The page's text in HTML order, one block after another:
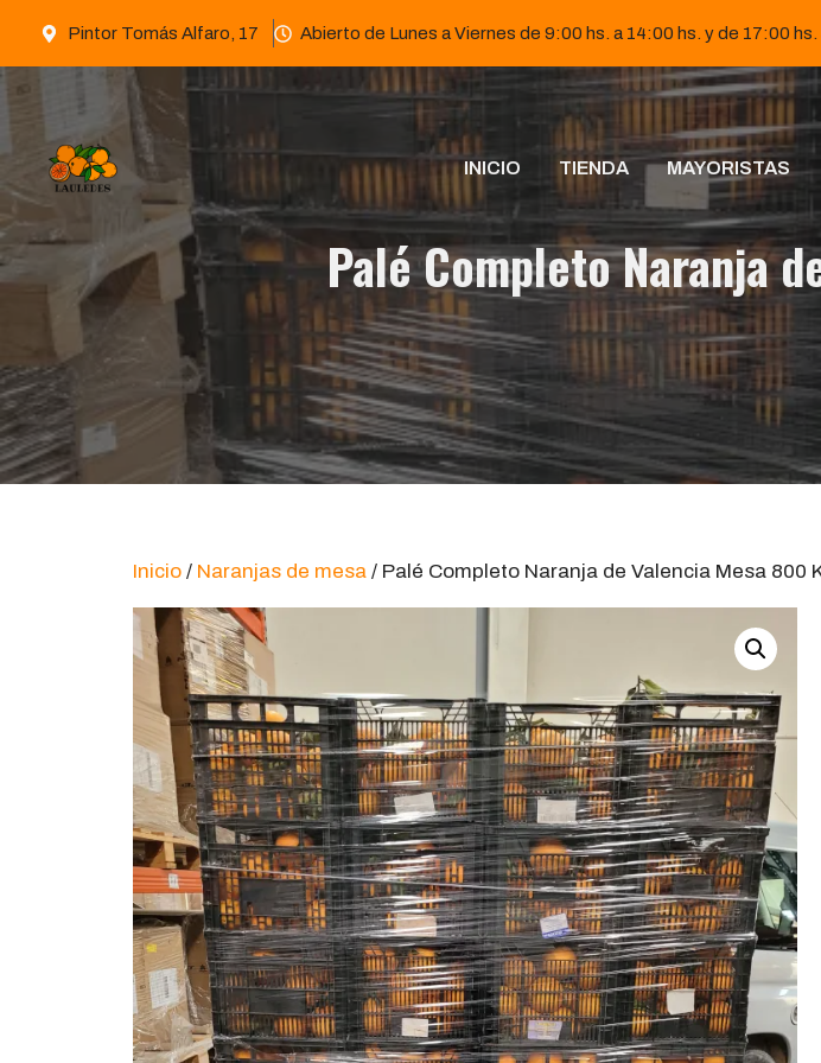
contenido
Pintor Tomás Alfaro, 17 Abierto de Lunes a Viernes de 9:00 hs. a 14:00 hs. y de 17:00
INICIO TIENDA MAYORISTAS
Palé Completo Naranja
Inicio / Naranjas de mesa / Palé Completo Naranja de Valencia Mesa 800